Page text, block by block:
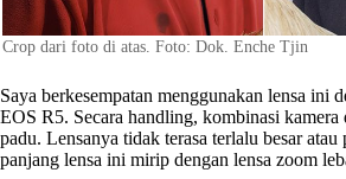
Crop dari foto di atas. Foto: Dok. Enche Tjin
Saya berkesempatan menggunakan lensa ini
EOS R5. Secara handling, kombinasi kamera
padu. Lensanya tidak terasa terlalu besar atau
panjang lensa ini mirip dengan lensa zoom